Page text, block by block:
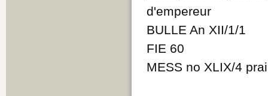
d'empereur
BULLE An XII/1/1
FIE 60
MESS no XLIX/4